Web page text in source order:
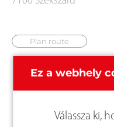
Plan route
Ez a webhely
Válassza ki,